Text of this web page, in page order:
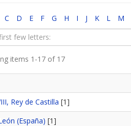
C D E F G H I J K L M
items 1-17 of 17
Rey de Castilla [1]
(España) [1]